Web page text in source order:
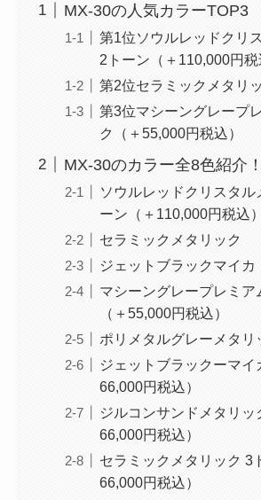
MX-30の人気カラーTOP3
第1位ソウルレッドクリ
2トーン（＋110,000円税
第2位セラミックメタリ
第3位マシーングレープ
ク（＋55,000円税込）
MX-30のカラー全8色紹介！
ソウルレッドクリスタル
ーン（＋110,000円税込）
セラミックメタリック
ジェットブラックマイカ
マシーングレープレミア
（＋55,000円税込）
ポリメタルグレーメタリ
ジェットブラックーマイ
66,000円税込）
ジルコンサンドメタリッ
66,000円税込）
セラミックメタリック 3
66,000円税込）